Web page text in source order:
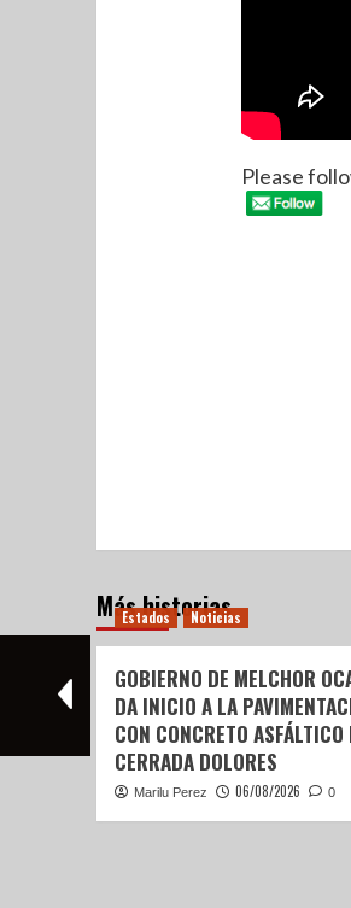
Please
Más historias
Estados Noticias
GOBIERNO DE MELCHOR
DA INICIO A LA
CON CONCRETO ASFÁLTICO
CERRADA DOLORES
Marilu Perez 06/08/2026 0